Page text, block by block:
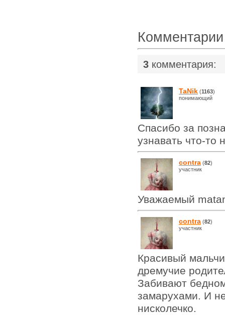
Комментарии
3 комментария:
TaNik (1163)
понимающий
Спасибо за
узнавать что-то
contra (82)
участник
Уважаемый
contra (82)
участник
Красивый
дремучие
Забивают
замарухами. И
нисколечко.